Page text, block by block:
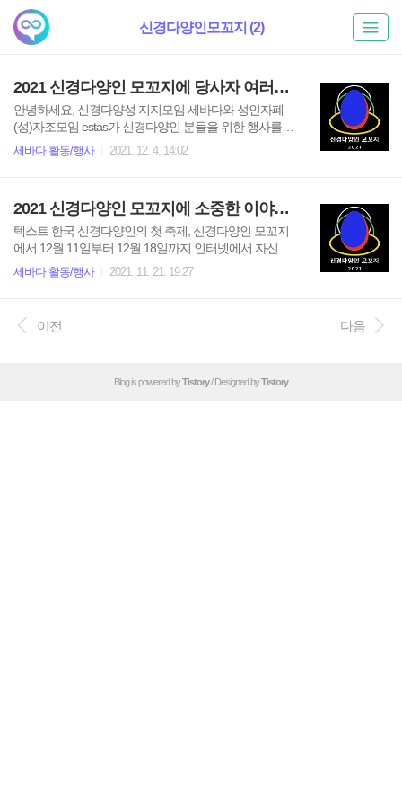
신경다양인모꼬지 (2)
2021 신경다양인 모꼬지에 당사자 여러분들을 초대합니다.
안녕하세요, 신경다양성 지지모임 세바다와 성인자폐
(성)자조모임 estas가 신경다양인 분들을 위한 행사를
공동으로 개최합니다. 이번 행사는 신경다양인 당사자
를 중심으로 열리는 비공개 행사와 정보 공유성 발표를
여 모이실 수 있도록 온라인으로 진행됩니다. [기획 의
도] - 슬로건: ‘공감에서 영감까지’ - 공감: 사람들이 자폐
인들과 신경다양인들에게 가장 많이 갖는 오해가 바로
들이 공감능력이 부족하다기보다는 공감하는 방식이
주고 있습니다. 이번 컨퍼런스는 당사자들이 우리만의
방식으로 소통하고 공감하..
세바다 활동/행사 2021. 12. 4. 14:02
2021 신경다양인 모꼬지에 소중한 이야기를 나눠주실 분을 구합니다.
텍스트 한국 신경다양인의 첫 축제, 신경다양인 모꼬지
에서 12월 11일부터 12월 18일까지 인터넷에서 자신의
이야기를 나눠 주실 신경다양인 여러분들을 찾고 있습
니다. - 참가자격 신경다양인 및 신경다양성 지지자 (AD
주제 ①은 신경다양당사자 한정) - 발표 분야 ① 내가 좋
아하는 것 ② 자유주제 (단, 신경다양인 중재 또는 ‘치료’
분, 20분 중 선택 - 신청방법 estas0719@gmail.com 에
세바다 활동/행사 2021. 11. 21. 19:27
이전 다음
Blog is powered byTistory/ Designed byTistory